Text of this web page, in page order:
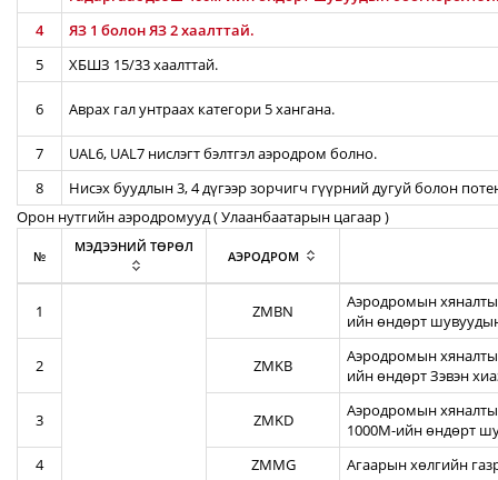
4
ЯЗ 1 болон ЯЗ 2 хаалттай.
5
ХБШЗ 15/33 хаалттай.
6 Аврах гал унтраах категори 5 хангана.
7
UAL6, UAL7 нислэгт бэлтгэл аэродром болно.
8
Нисэх буудлын 3, 4 дүгээр зорчигч гүүрний дугуй болон
Орон нутгийн аэродромууд ( Улаанбаатарын цагаар )
№
МЭДЭЭНИЙ ТӨРӨЛ
АЭРОДРОМ
1 ZMBN
Аэродромын
ийн өндөрт
2 ZMKB
Аэродромын
ийн өндөрт Зэвэн
3 ZMKD
Аэродромын
1000М-ийн өндөрт
4
ZMMG
Агаарын хөлгийн